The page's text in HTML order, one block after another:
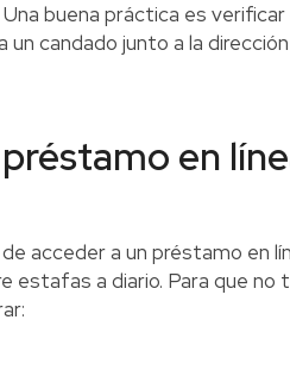
buena práctica es verificar
candado junto a la
en
acceder a un préstamo en
estafas a diario. Para que